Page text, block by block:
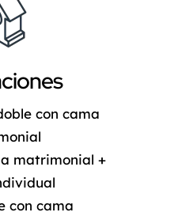
con cama
matrimonial +
con cama